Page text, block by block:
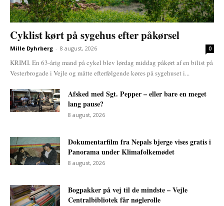
Cyklist kørt på sygehus efter påkørsel
Mille Dyhrberg - 8 august, 2026 0
KRIMI. En 63-årig mand på cykel blev lørdag middag påkørt af en bilist på
Vesterbrogade i Vejle og måtte efterfølgende køres på sygehuset i...
Afsked med Sgt. Pepper – eller bare en meget
lang pause?
8 august, 2026
Dokumentarfilm fra Nepals bjerge vises gratis i
Panorama under Klimafolkemødet
8 august, 2026
Bogpakker på vej til de mindste – Vejle
Centralbibliotek får nøglerolle